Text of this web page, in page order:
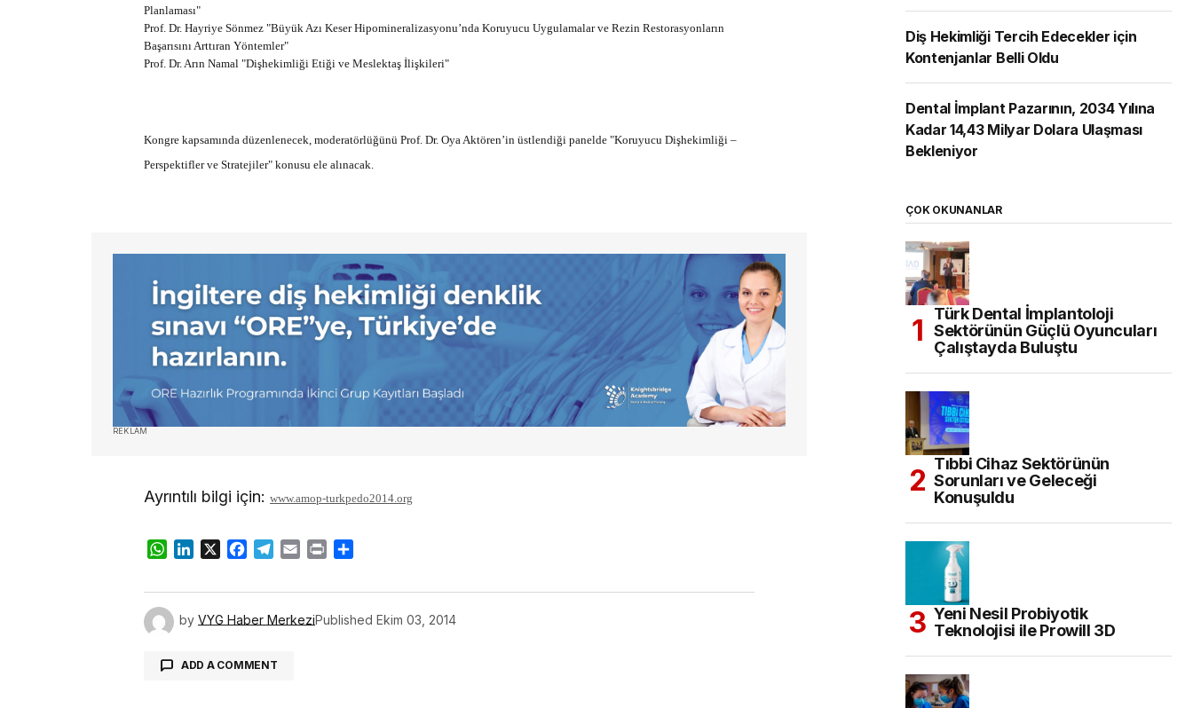
Planlaması"
Prof. Dr. Hayriye Sönmez "Büyük Azı Keser Hipomineralizasyonu’nda Koruyucu Uygulamalar ve Rezin Restorasyonların
Başarısını Arttıran Yöntemler"
Prof. Dr. Arın Namal "Dişhekimliği Etiği ve Meslektaş İlişkileri"
Kongre kapsamında düzenlenecek, moderatörlüğünü Prof. Dr. Oya Aktören’in üstlendiği panelde "Koruyucu Dişhekimliği –
Perspektifler ve Stratejiler" konusu ele alınacak.
REKLAM
Ayrıntılı bilgi için: www.amop-turkpedo2014.org
WhatsApp
LinkedIn
X Facebook
Telegram
Email Print
by VYG Haber MerkeziPublished Ekim 03, 2014
ADD A COMMENT
Diş Hekimliği Tercih Edecekler için
Kontenjanlar Belli Oldu
Dental İmplant Pazarının, 2034 Yılına
Kadar 14,43 Milyar Dolara Ulaşması
Bekleniyor
ÇOK OKUNANLAR
Türk Dental İmplantoloji
Sektörünün Güçlü Oyuncuları
Çalıştayda Buluştu
Tıbbi Cihaz Sektörünün
Sorunları ve Geleceği
Konuşuldu
Yeni Nesil Probiyotik
Teknolojisi ile Prowill 3D